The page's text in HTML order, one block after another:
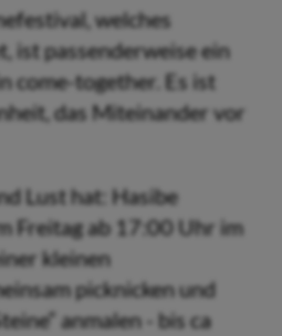
welches
ist passenderweise ein
come-together. Es ist
das Miteinander vor
Lust hat: Hasibe
Freitag ab 17:00 Uhr im
kleinen
picknicken und
anmalen - bis ca